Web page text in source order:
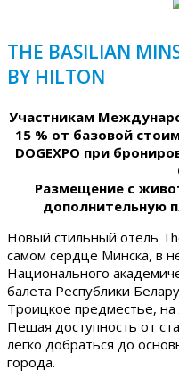
THE BASILIAN
BY HILTON
Участникам
15 % от базовой
DOGEXPO при
Размещение с
дополнительную
Новый стильный отель
самом сердце Минска, в
Национального
балета Республики
Троицкое предместье, на
Пешая доступность от
легко добраться до
города.